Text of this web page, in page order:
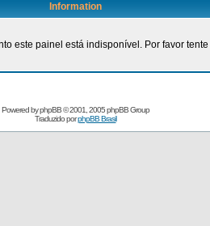
Information
este painel está indisponível. Por favor
Powered byphpBB© 2001, 2005 phpBB Group
Traduzido porphpBB Brasil